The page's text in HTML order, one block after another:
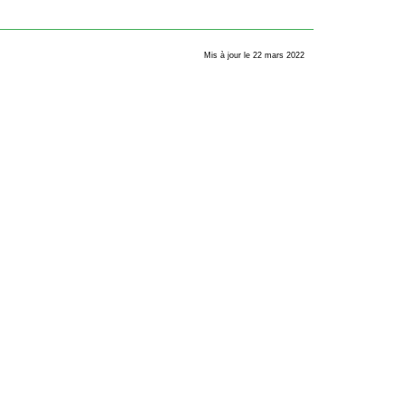
Mis à jour le 22 mars 2022